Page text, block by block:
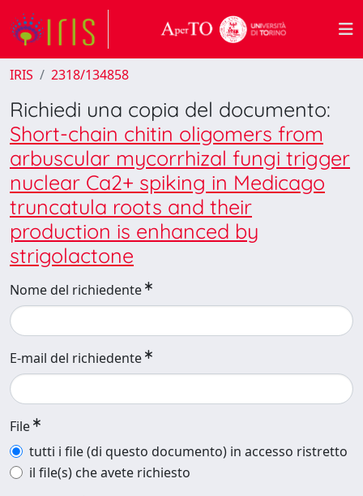
IRIS 2318/134858
Richiedi una copia del documento:
Short-chain chitin oligomers from
arbuscular mycorrhizal fungi trigger
nuclear Ca2+ spiking in Medicago
truncatula roots and their
production is enhanced by
strigolactone
Nome del richiedente
E-mail del richiedente
File
tutti i file (di questo documento) in accesso ristretto
il file(s) che avete richiesto